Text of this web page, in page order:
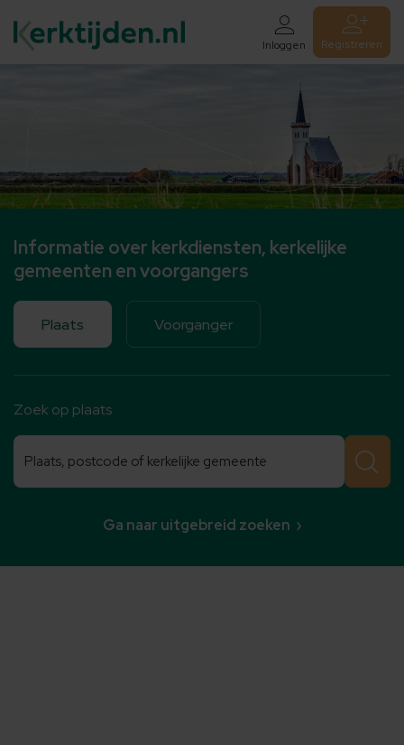
Inloggen Registreren
Informatie over kerkdiensten, kerkelijke
gemeenten en voorgangers
Plaats Voorganger
Zoek op plaats
Ga naar uitgebreid zoeken